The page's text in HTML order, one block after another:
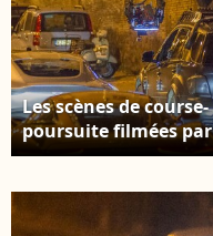
Les scènes de course-
poursuite filmées par
Sam Mendes à Rome